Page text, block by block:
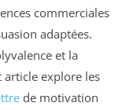
commerciales
adaptées.
et la
article explore les
de motivation